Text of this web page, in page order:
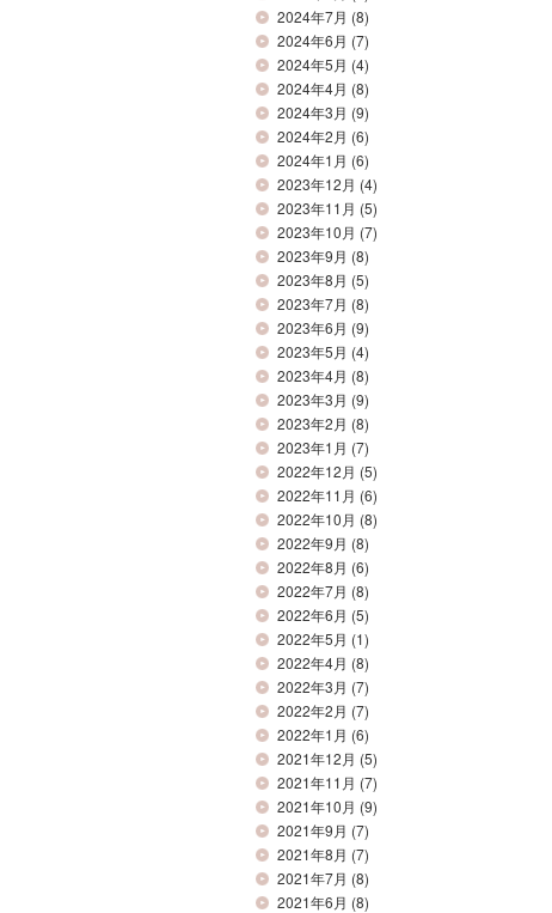
2024年7月 (8)
2024年6月 (7)
2024年5月 (4)
2024年4月 (8)
2024年3月 (9)
2024年2月 (6)
2024年1月 (6)
2023年12月 (4)
2023年11月 (5)
2023年10月 (7)
2023年9月 (8)
2023年8月 (5)
2023年7月 (8)
2023年6月 (9)
2023年5月 (4)
2023年4月 (8)
2023年3月 (9)
2023年2月 (8)
2023年1月 (7)
2022年12月 (5)
2022年11月 (6)
2022年10月 (8)
2022年9月 (8)
2022年8月 (6)
2022年7月 (8)
2022年6月 (5)
2022年5月 (1)
2022年4月 (8)
2022年3月 (7)
2022年2月 (7)
2022年1月 (6)
2021年12月 (5)
2021年11月 (7)
2021年10月 (9)
2021年9月 (7)
2021年8月 (7)
2021年7月 (8)
2021年6月 (8)